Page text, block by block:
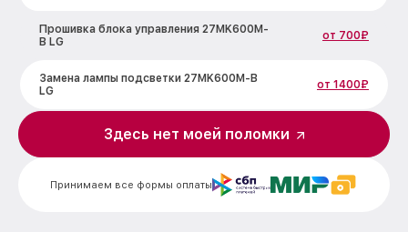
Прошивка блока управления 27MK600M-
B LG
от 700₽
Замена лампы подсветки 27MK600M-B
LG
от 1400₽
Ремонт блока управления 27MK600M-B
Замена блока питания 27MK600M-B LG от 1500₽
Принимаем все формы оплаты
Здесь нет моей поломки